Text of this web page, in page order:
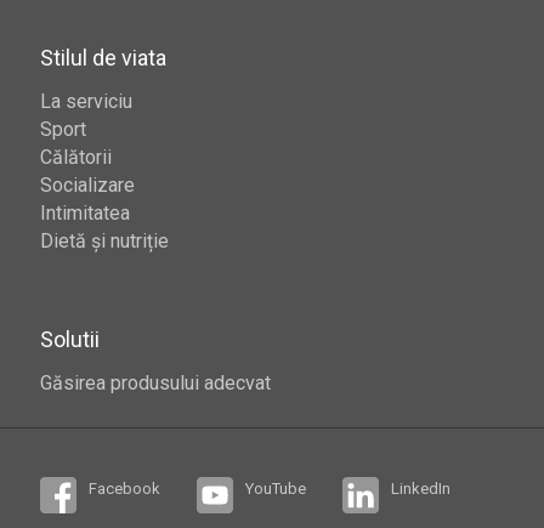
Stilul de viata
La serviciu
Sport
Călătorii
Socializare
Intimitatea
Dietă și nutriție
Solutii
Găsirea produsului adecvat
Facebook YouTube LinkedIn